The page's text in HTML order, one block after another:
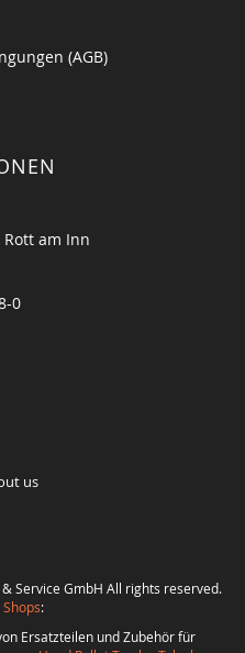
(AGB)
Rott am Inn
0
us
Service GmbH All rights reserved.
:
Ersatzteilen und Zubehör für